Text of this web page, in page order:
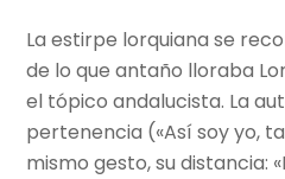
La estirpe lorquiana se
de lo que antaño lloraba
el tópico andalucista. La
pertenencia («Así soy yo,
mismo gesto, su distancia: